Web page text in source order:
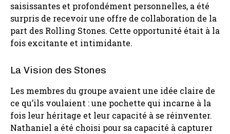
saisissantes et profondément personnelles, a été
surpris de recevoir une offre de collaboration de la
part des Rolling Stones. Cette opportunité était à la
fois excitante et intimidante.
La Vision des Stones
Les membres du groupe avaient une idée claire de
ce qu’ils voulaient : une pochette qui incarne à la
fois leur héritage et leur capacité à se réinventer.
Nathaniel a été choisi pour sa capacité à capturer